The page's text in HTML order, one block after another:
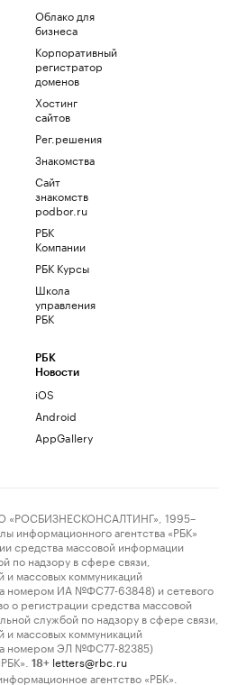
Облако для
бизнеса
Корпоративный
регистратор
доменов
Хостинг
сайтов
Рег.решения
Знакомства
Сайт
знакомств
podbor.ru
РБК
Компании
РБК Курсы
Школа
управления
РБК
РБК
Новости
iOS
Android
AppGallery
1995–
информационного агентства «РБК»
средства массовой информации
по надзору в сфере связи,
и массовых коммуникаций
номером ИА №ФС77-63848) и сетевого
о регистрации средства массовой
службой по надзору в сфере связи,
и массовых коммуникаций
номером ЭЛ №ФС77-82385)
18+ letters@rbc.ru
агентство «РБК».